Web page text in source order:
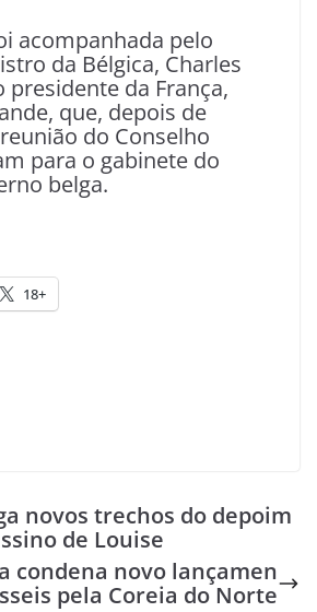
acompanhada pelo
da Bélgica, Charles
presidente da França,
que, depois de
do Conselho
para o gabinete do
belga.
18+
novos trechos do depoim
de Louise
condena novo lançamen
pela Coreia do Norte